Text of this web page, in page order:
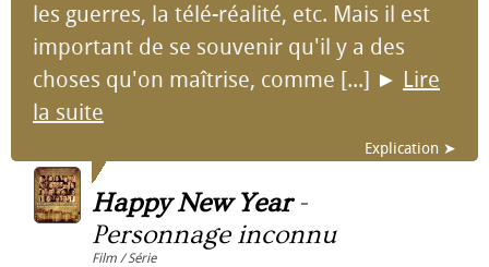
les guerres, la télé-réalité, etc. Mais il est
important de se souvenir qu'il y a des
choses qu'on maîtrise, comme [...] ► Lire
la suite
Explication ➤
Happy New Year-
Personnage inconnu
Film / Série